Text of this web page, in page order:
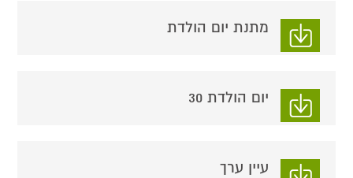
מתנת יום הולדת
יום הולדת 30
עיין ערך